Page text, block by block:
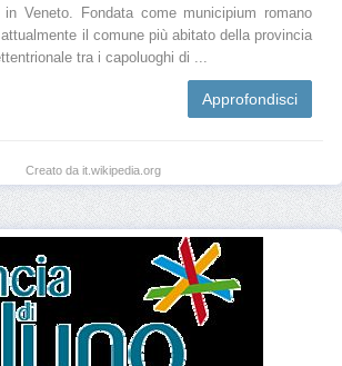
in Veneto. Fondata come municipium romano
il comune più abitato della provincia
tra i capoluoghi di ...
Approfondisci
Creato da it.wikipedia.org